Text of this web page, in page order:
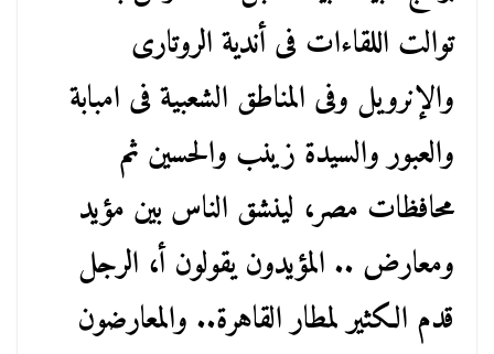
توالت اللقاءات فى أندية الروتارى
والإنرويل وفى المناطق الشعبية فى امبابة
والعبور والسيدة زينب والحسين ثم
محافظات مصر، لينشق الناس بين مؤيد
ومعارض .. المؤيدون يقولون أ، الرجل
قدم الكثير لمطار القاهرة.. والمعارضون